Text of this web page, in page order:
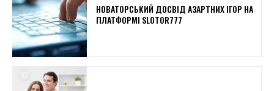
НОВАТОРСЬКИЙ ДОСВІД АЗАРТНИХ ІГОР НА
ПЛАТФОРМІ SLOTOR777